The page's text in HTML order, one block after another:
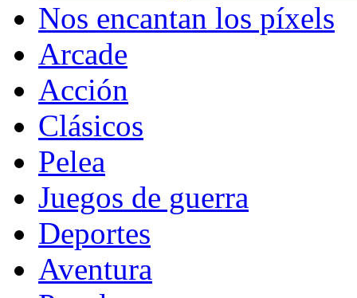
Nos encantan los píxels
Arcade
Acción
Clásicos
Pelea
Juegos de guerra
Deportes
Aventura